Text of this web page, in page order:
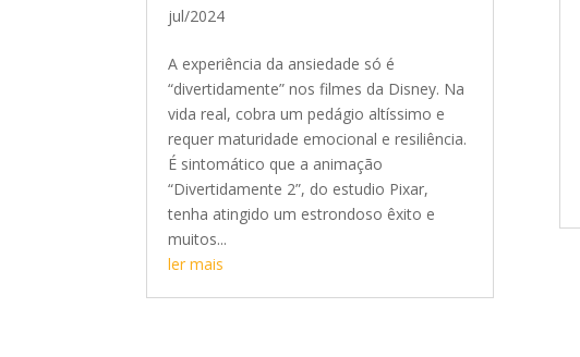
jul/2024
A experiência da ansiedade só é
“divertidamente” nos filmes da Disney. Na
vida real, cobra um pedágio altíssimo e
requer maturidade emocional e resiliência.
É sintomático que a animação
“Divertidamente 2”, do estudio Pixar,
tenha atingido um estrondoso êxito e
muitos...
ler mais